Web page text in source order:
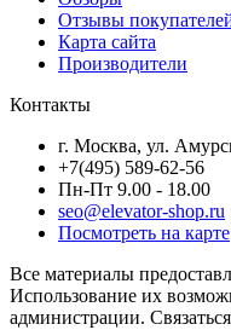
Отзывы
Карта сайта
Производители
Контакты
г. Москва, ул.
+7(495) 589-62-56
Пн-Пт 9.00 - 18.00
seo@elevator-shop.ru
Посмотреть на карте
Все материалы
Использование их
администрации.